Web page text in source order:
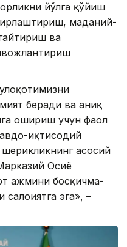
йўлга қўйиш
маданий-
ва
беради ва аниқ
ошириш учун фаол
иқтисодий
асосий
Осиё
ҳажмини босқичма-
эга», –